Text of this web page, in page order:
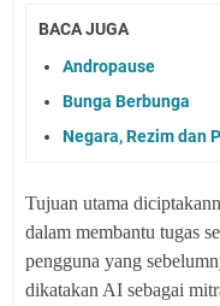
BACA JUGA
Andropause
Bunga Berbunga
Negara, Rezim dan
Tujuan utama
dalam membantu tugas
pengguna yang
dikatakan AI sebagai